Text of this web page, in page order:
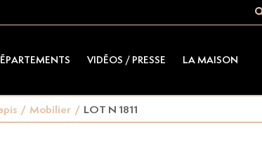
VIDÉOS / PRESSE LA MAISON
/ Mobilier / LOT N 1811